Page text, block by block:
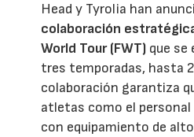
Head y Tyrolia han
colaboración
World Tour (FWT) que se
tres temporadas, hasta
colaboración garantiza
atletas como el personal
con equipamiento de